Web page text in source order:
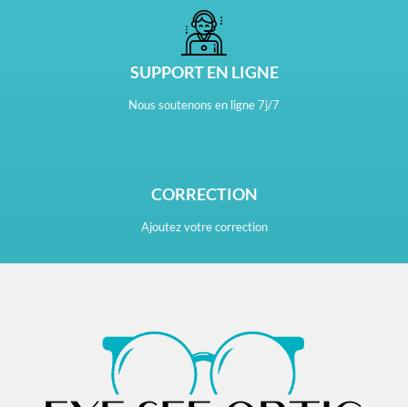
SUPPORT EN LIGNE
Nous soutenons en ligne 7j/7
CORRECTION
Ajoutez votre correction